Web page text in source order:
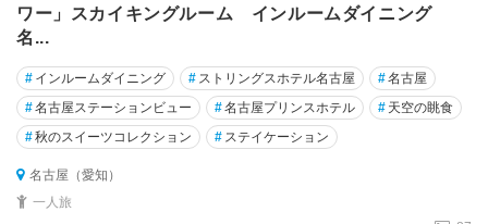
ワー」スカイキングルーム インルームダイニング
名...
# インルームダイニング # ストリングスホテル名古屋 #名古屋
#名古屋ステーションビュー #名古屋プリンスホテル # 天空の眺食
#秋のスイーツコレクション # ステイケーション
名古屋（愛知）
一人旅